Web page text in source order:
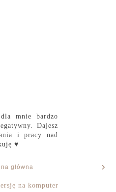
mnie bardzo
Dajesz
i pracy nad
♥
›
główna
na komputer